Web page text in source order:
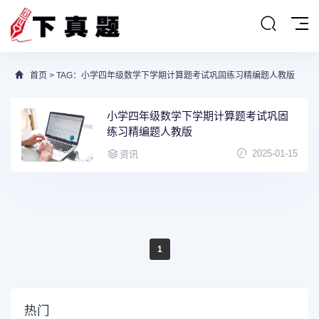
首页 > TAG：小学四年级数学下学期计算题考试巩固练习精编题人教版
小学四年级数学下学期计算题考试巩固
练习精编题人教版
资讯 2025-01-15
1
热门